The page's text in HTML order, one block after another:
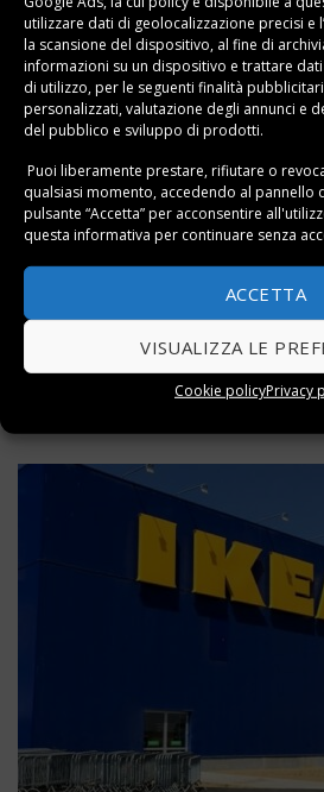
utilizzare dati di geolocalizzazione precisi e
la scansione del dispositivo, al fine di
informazioni su un dispositivo e trattare
di utilizzo, per le seguenti finalità
personalizzati, valutazione degli annunci e
del pubblico e sviluppo di prodotti.
Puoi liberamente prestare, rifiutare o
qualsiasi momento, accedendo al pannello
pulsante “Accetta” per acconsentire
questa informativa per continuare senza
ACCETTA
VISUALIZZA LE
Cookie policyPrivacy